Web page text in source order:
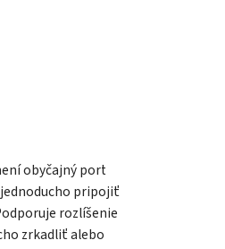
obyčajný port
jednoducho pripojiť
rozlíšenie
zrkadliť alebo